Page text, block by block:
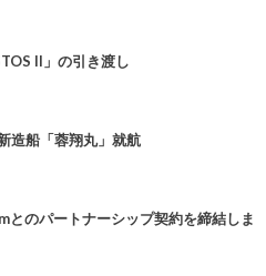
II」の引き渡し
造船「蓉翔丸」就航
とのパートナーシップ契約を締結しま